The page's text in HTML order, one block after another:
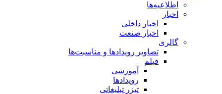
اطلاعیه‌ها
اخبار
اخبار داخلی
اخبار صنعت
گالری
تصاویر رویدادها و مناسبت‌ها
فیلم
آموزشی
رویدادها
تیزر تبلیغاتی